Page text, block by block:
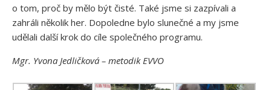
o tom, proč by mělo být čisté. Také jsme si zazpívali a
zahráli několik her. Dopoledne bylo slunečné a my jsme
udělali další krok do cíle společného programu.
Mgr. Yvona Jedličková – metodik EVVO